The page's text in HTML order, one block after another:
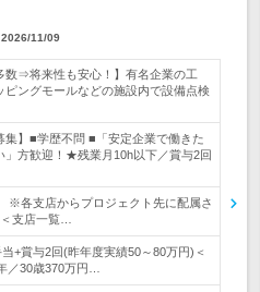
2026/11/09
数⇒将来性も安心！】有名企業の工
ングモールなどの施設内で設備点検
集】■学歴不問 ■「安定企業で働きた
」方歓迎！★残業月10h以下／賞与2回
※各支店からプロジェクト先に配属さ
支店一覧…
+賞与2回(昨年度実績50～80万円)＜
／30歳370万円…